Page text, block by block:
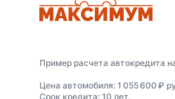
Пример расчета автокредита
Цена автомобиля: 1 055 600 ₽
Срок кредита: 10 лет.